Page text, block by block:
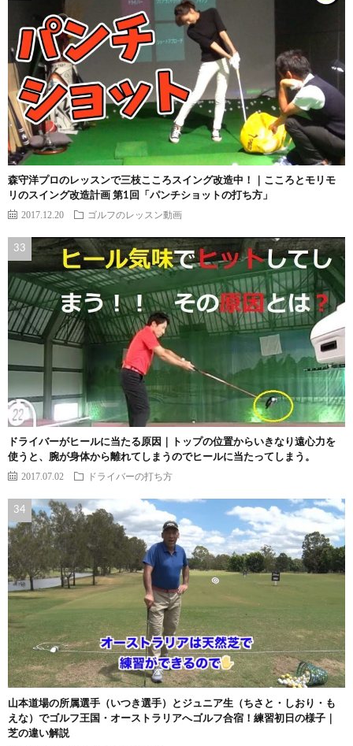
森守洋プロのレッスンで三枝こころスイング改造中！｜こころとモリモ
リのスイング改造計画 第1回「パンチショットの打ち方」
2017.12.20 ゴルフのレッスン動画
ドライバーがヒールに当たる原因｜トップの位置からいきなり遠心力を
使うと、腕が身体から離れてしまうのでヒールに当たってしまう。
2017.07.02 ドライバーの打ち方
山本道場の所属選手（いつき選手）とジュニア生（ちさと・しおり・も
えな）でゴルフ王国・オーストラリアへゴルフ合宿！練習初日の様子｜
芝の違い解説